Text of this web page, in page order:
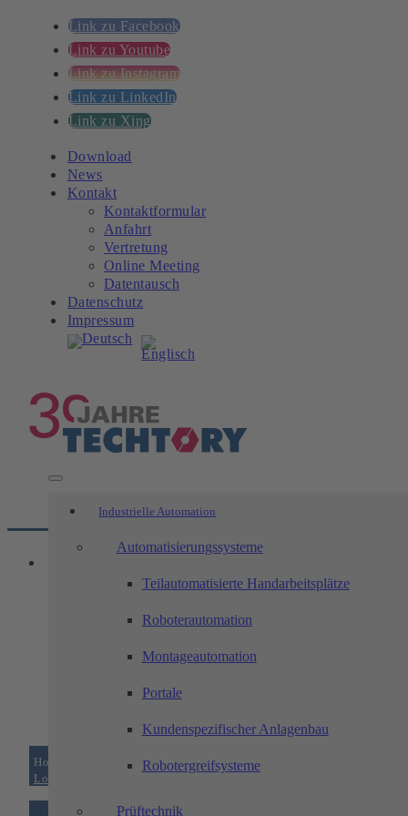
Link zu Facebook
Link zu Youtube
Link zu Instagram
Link zu LinkedIn
Link zu Xing
Download
News
Kontakt
Kontaktformular
Anfahrt
Vertretung
Online Meeting
Datentausch
Datenschutz
Impressum
Industrielle Automation
Automatisierungssysteme
Teilautomatisierte Handarbeitsplätze
Roboterautomation
Montageautomation
Portale
Kundenspezifischer Anlagenbau
Robotergreifsysteme
Prüftechnik
Home Zerspanungstechnik / Technologien
Logistik und Transport